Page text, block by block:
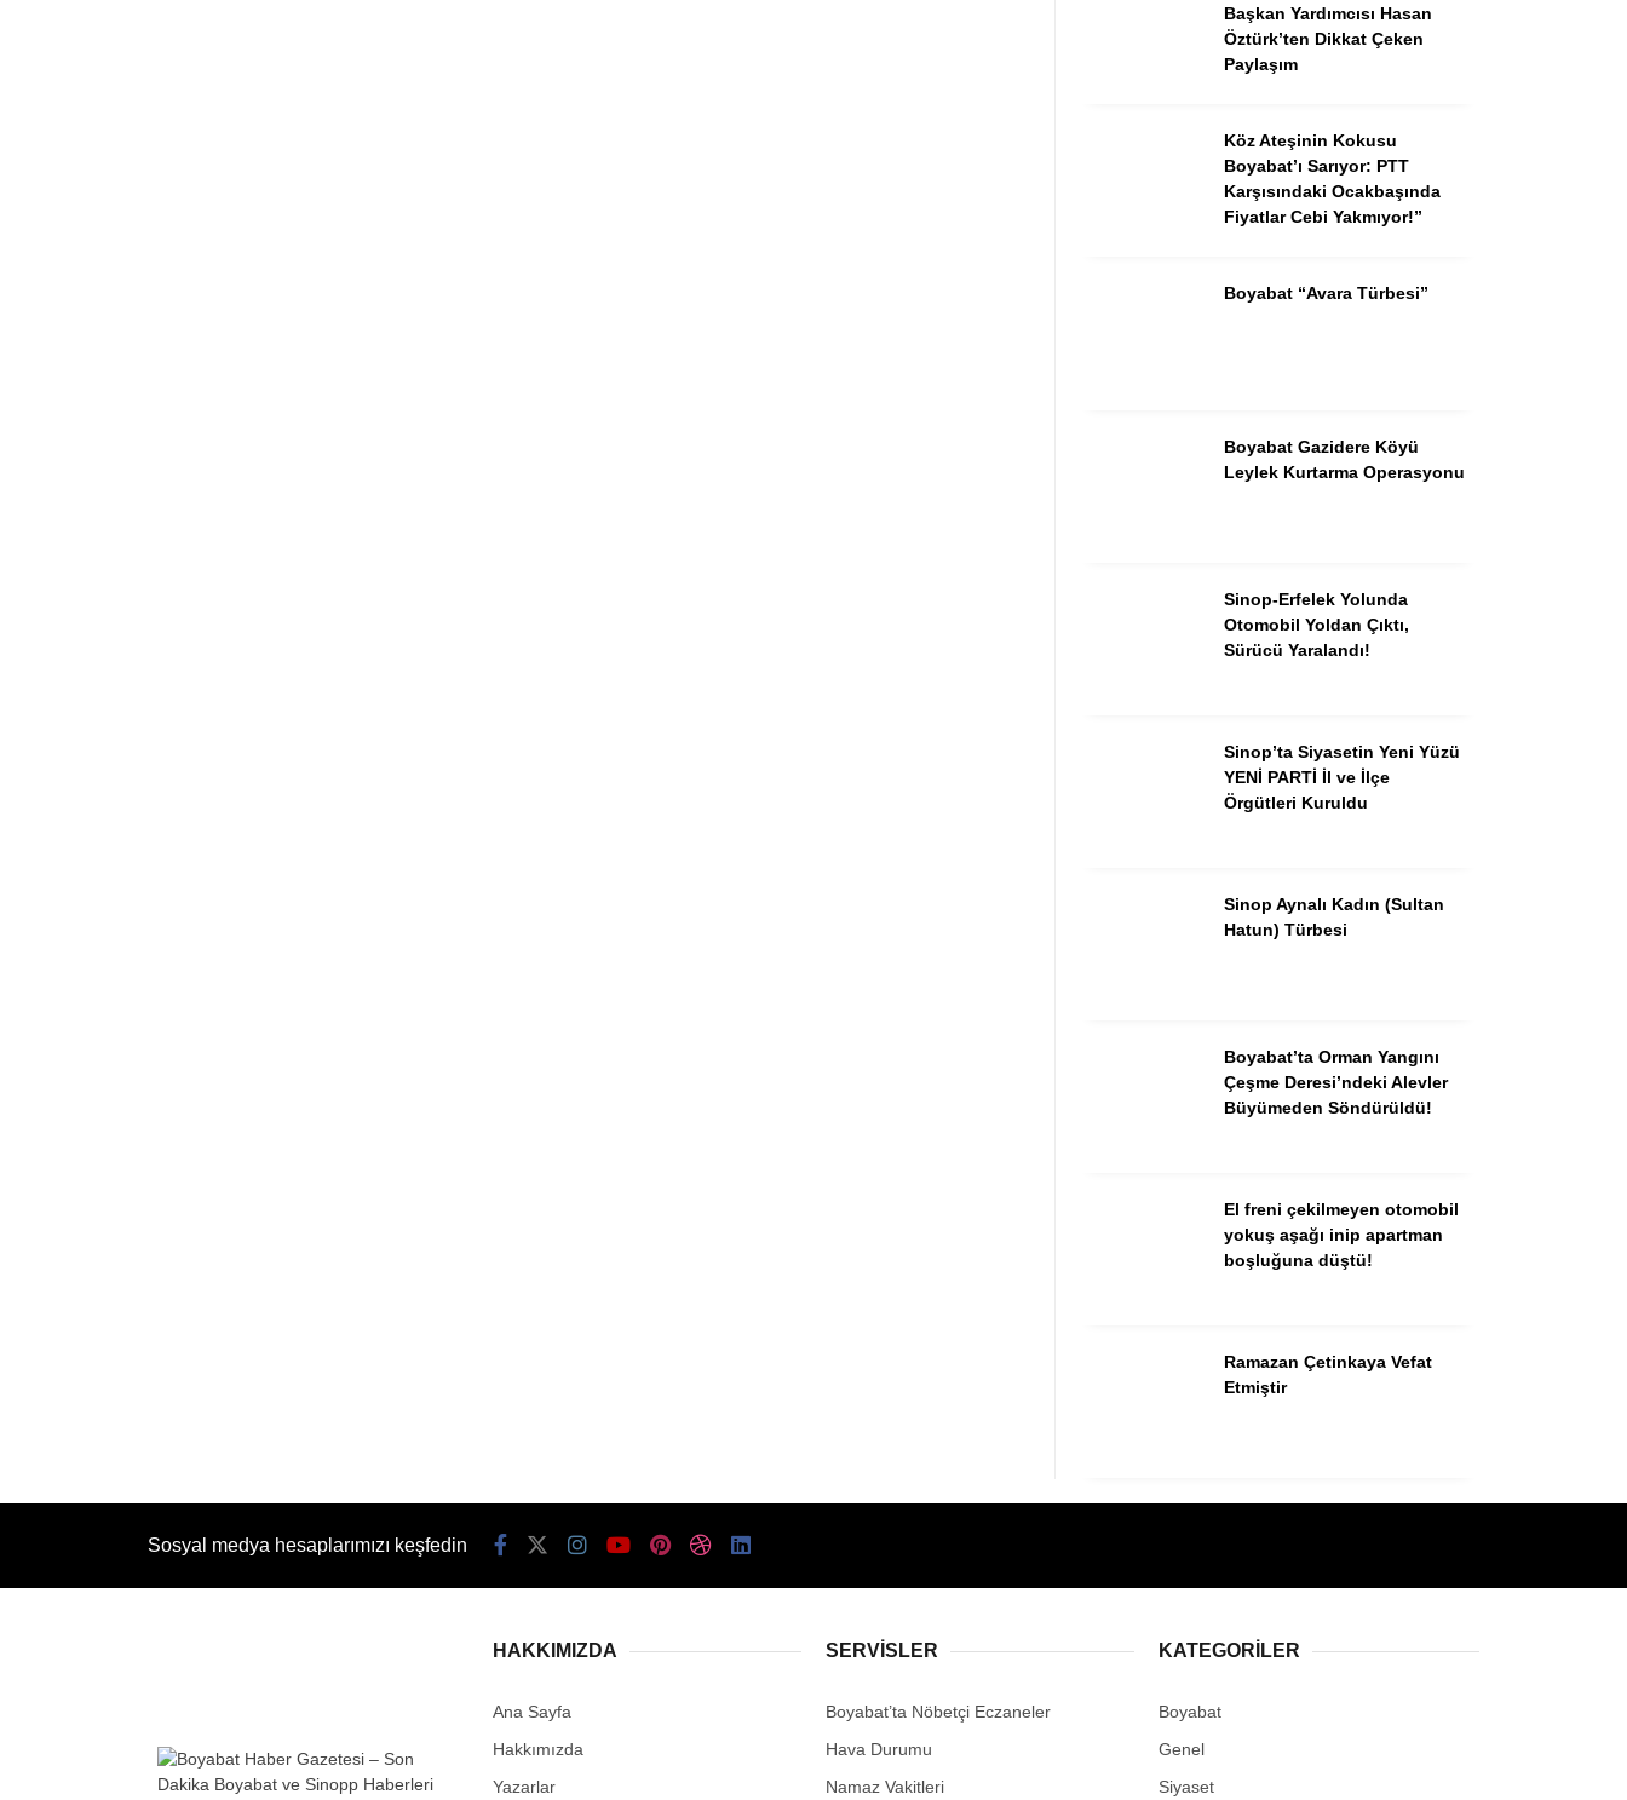
Başkan Yardımcısı Hasan
Öztürk’ten Dikkat Çeken
Paylaşım
Köz Ateşinin Kokusu
Boyabat’ı Sarıyor: PTT
Karşısındaki Ocakbaşında
Fiyatlar Cebi Yakmıyor!”
Boyabat “Avara Türbesi”
Boyabat Gazidere Köyü
Leylek Kurtarma Operasyonu
Sinop-Erfelek Yolunda
Otomobil Yoldan Çıktı,
Sürücü Yaralandı!
Sinop’ta Siyasetin Yeni Yüzü
YENİ PARTİ İl ve İlçe
Örgütleri Kuruldu
Sinop Aynalı Kadın (Sultan
Hatun) Türbesi
Boyabat’ta Orman Yangını
Çeşme Deresi’ndeki Alevler
Büyümeden Söndürüldü!
El freni çekilmeyen otomobil
yokuş aşağı inip apartman
boşluğuna düştü!
Ramazan Çetinkaya Vefat
Etmiştir
Sosyal medya hesaplarımızı keşfedin
HAKKIMIZDA
Ana Sayfa
Hakkımızda
Yazarlar
SERVISLER
Boyabat’ta Nöbetçi Eczaneler
Hava Durumu
Namaz Vakitleri
KATEGORILER
Boyabat
Genel
Siyaset